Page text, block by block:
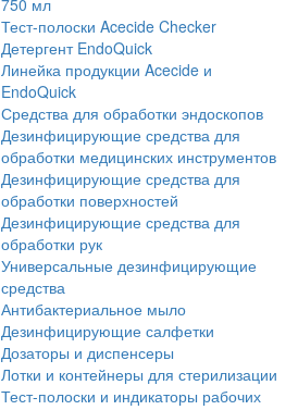
750 мл
Тест-полоски Acecide Checker
Детергент EndoQuick
Линейка продукции Acecide и
EndoQuick
Средства для обработки эндоскопов
Дезинфицирующие средства для
обработки медицинских инструментов
Дезинфицирующие средства для
обработки поверхностей
Дезинфицирующие средства для
обработки рук
Универсальные дезинфицирующие
средства
Антибактериальное мыло
Дезинфицирующие салфетки
Дозаторы и диспенсеры
Лотки и контейнеры для стерилизации
Тест-полоски и индикаторы рабочих